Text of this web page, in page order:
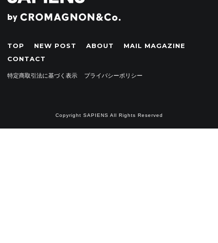
by
TOP NEW POST ABOUT
MAIL MAGAZINE
CONTACT
特定商取引法に基づく表示 プライバシーポリシー
Copyright SAPIENS All Rights Reserved